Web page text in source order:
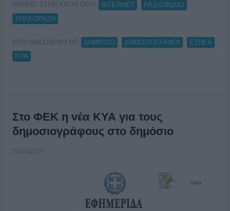
ΑΝΗΚΕΙ ΣΤΗΝ ΚΑΤΗΓΟΡΙΑ: INTERNET ΡΑΔΙΟΦΩΝΟ
ΤΗΛΕΟΡΑΣΗ
ΕΠΙΣΗΜΑΣΜΕΝΟ ΜΕ: ΔΗΜΟΣΙΟ ΔΗΜΟΣΙΟΓΡΑΦΟΙ ΕΣΗΕΑ
ΚΥΑ
Στο ΦΕΚ η νέα ΚΥΑ για τους
δημοσιογράφους στο δημόσιο
25/04/2019